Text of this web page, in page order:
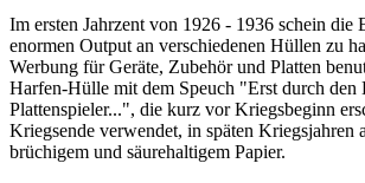
Im ersten Jahrzent von 1926 - 1936 schein
enormen Output an verschiedenen Hüllen zu
Werbung für Geräte, Zubehör und Platten
Harfen-Hülle mit dem Speuch "Erst durch den
Plattenspieler...", die kurz vor Kriegsbeginn
Kriegsende verwendet, in späten Kriegsjahren
brüchigem und säurehaltigem Papier.